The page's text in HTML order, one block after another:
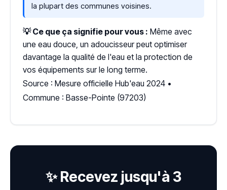
la plupart des communes voisines.
💡 Ce que ça signifie pour vous : Même avec
une eau douce, un adoucisseur peut optimiser
davantage la qualité de l'eau et la protection de
vos équipements sur le long terme.
Source : Mesure officielle Hub'eau 2024 •
Commune : Basse-Pointe (97203)
✨ Recevez jusqu'à 3